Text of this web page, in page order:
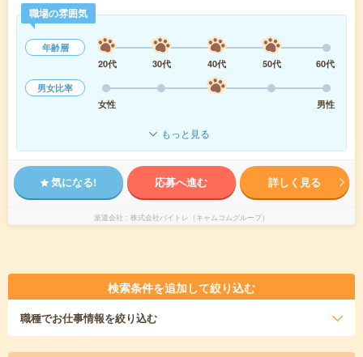
職場の雰囲気
年齢層
20代
30代 40代 50代
60代
男女比率
女性
男性
もっと見る
気になる! 応募へ進む 詳しく見る
派遣会社 株式会社バイトレ（キャムコムグループ）
検索条件を追加して絞り込む
職種でお仕事情報を絞り込む